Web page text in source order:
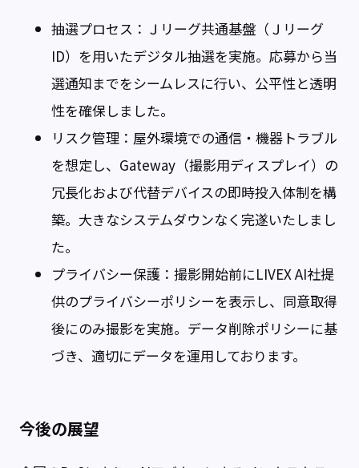
抽選プロセス：Ｊリーグ共通基盤（Ｊリーグ
ID）を用いたデジタル抽選を実施。応募から当
選通知までをシームレスに行い、公平性と透明
性を確保しました。
リスク管理：屋外環境での通信・機器トラブル
を想定し、Gateway（撮影用ディスプレイ）の
冗長化および代替デバイスの即時投入体制を構
築。大きなシステムダウンなく完遂いたしまし
た。
プライバシー保護：撮影開始前にLIVEX AI社提
供のプライバシーポリシーを表示し、同意取得
後にのみ撮影を実施。データ削除ポリシーに基
づき、適切にデータを運用しております。
今後の展望